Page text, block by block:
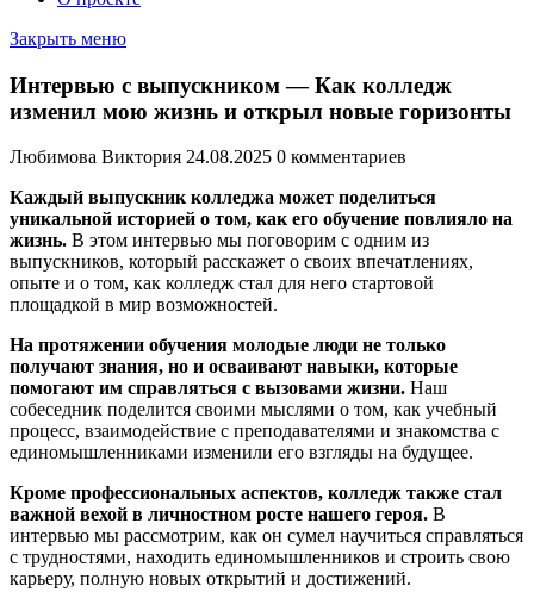
Закрыть меню
Интервью с выпускником — Как колледж
изменил мою жизнь и открыл новые горизонты
Любимова Виктория 24.08.2025 0 комментариев
Каждый выпускник колледжа может поделиться
уникальной историей о том, как его обучение повлияло на
жизнь. В этом интервью мы поговорим с одним из
выпускников, который расскажет о своих впечатлениях,
опыте и о том, как колледж стал для него стартовой
площадкой в мир возможностей.
На протяжении обучения молодые люди не только
получают знания, но и осваивают навыки, которые
помогают им справляться с вызовами жизни. Наш
собеседник поделится своими мыслями о том, как учебный
процесс, взаимодействие с преподавателями и знакомства с
единомышленниками изменили его взгляды на будущее.
Кроме профессиональных аспектов, колледж также стал
важной вехой в личностном росте нашего героя. В
интервью мы рассмотрим, как он сумел научиться справляться
с трудностями, находить единомышленников и строить свою
карьеру, полную новых открытий и достижений.